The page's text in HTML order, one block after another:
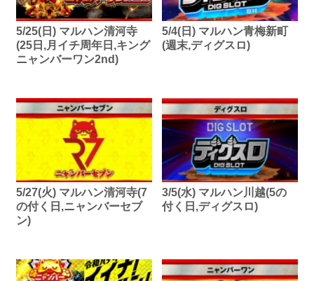
5/25(日) マルハン清河寺
(25日,月イチ周年日,キング
ニャンバーワン2nd)
5/4(日) マルハン青梅新町
(週末,ディグスロ)
5/27(火) マルハン清河寺(7
の付く日,ニャンバーセブ
ン)
3/5(水) マルハン川越(5の
付く日,ディグスロ)